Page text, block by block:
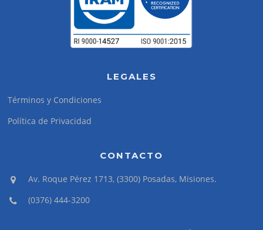
LEGALES
Términos y Condiciones
Política de Privacidad
CONTACTO
Av. Roque Pérez 1713, (3300) Posadas, Misiones.
(0376) 444-3200